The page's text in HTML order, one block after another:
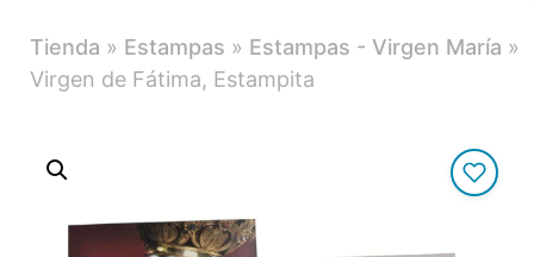
Tienda » Estampas » Estampas - Virgen María »
Virgen de Fátima, Estampita